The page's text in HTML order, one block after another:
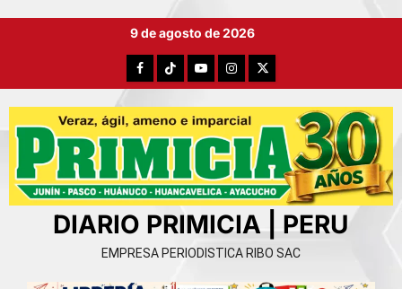
9 de agosto de 2026
FacebookTikTokYouTubeInstagram
X
DIARIO PRIMICIA | PERU
EMPRESA PERIODISTICA RIBO SAC